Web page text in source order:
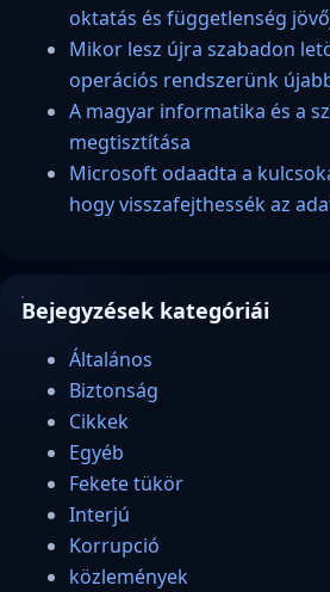
oktatás és függetlenség
Mikor lesz újra szabadon
operációs rendszerünk
A magyar informatika és a
megtisztítása
Microsoft odaadta a
hogy visszafejthessék az
Bejegyzések kategóriái
Általános
Biztonság
Cikkek
Egyéb
Fekete tükör
Interjú
Korrupció
közlemények